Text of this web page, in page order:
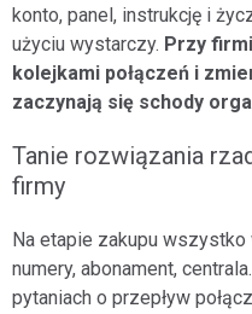
konto, panel, instrukcję i
użyciu wystarczy. Przy
kolejkami połączeń i
zaczynają się schody
Tanie rozwiązania
firmy
Na etapie zakupu
numery, abonament,
pytaniach o przepływ